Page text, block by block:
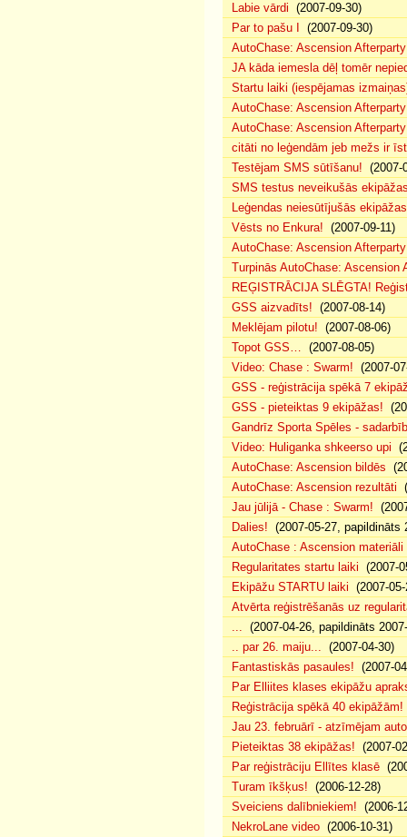
Labie vārdi (2007-09-30)
Par to pašu I
(2007-09-30)
AutoChase: Ascension
JA kāda iemesla dēļ tomēr
Startu laiki (iespējamas
AutoChase: Ascension
AutoChase: Ascension
citāti no leģendām jeb mežs ir
Testējam SMS sūtīšanu! (2007-
SMS testus neveikušās
Leģendas neiesūtījušās ekipāžas
Vēsts no Enkura! (2007-09-11)
AutoChase: Ascension
Turpinās AutoChase: Ascension
REĢISTRĀCIJA SLĒGTA!
GSS aizvadīts! (2007-08-14)
Meklējam pilotu! (2007-08-06)
Topot GSS… (2007-08-05)
Video: Chase : Swarm! (2007-
GSS - reģistrācija spēkā 7
GSS - pieteiktas 9 ekipāžas!
Gandrīz Sporta Spēles -
Video: Huliganka shkeerso upi
AutoChase: Ascension bildēs
AutoChase: Ascension rezultāti
Jau jūlijā - Chase : Swarm!
Dalies! (2007-05-27, papildināts
AutoChase : Ascension materiāli
Regularitates startu laiki (2007-
Ekipāžu STARTU laiki (2007-
Atvērta reģistrēšanās uz
... (2007-04-26, papildināts
.. par 26. maiju... (2007-04-30)
Fantastiskās pasaules! (2007-
Par Elliites klases ekipāžu
Reģistrācija spēkā 40 ekipāžām!
Jau 23. februārī - atzīmējam
Pieteiktas 38 ekipāžas! (2007-
Par reģistrāciju Ellītes klasē
Turam īkšķus! (2006-12-28)
Sveiciens dalībniekiem! (2006-
NekroLane video (2006-10-31)